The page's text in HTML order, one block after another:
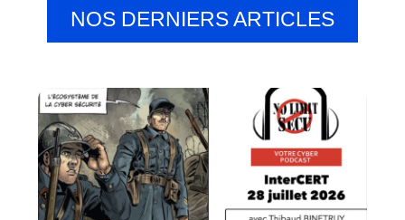
NOS DERNIERS ARTICLES